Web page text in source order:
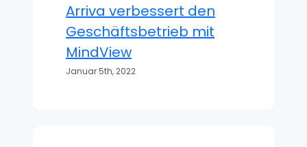
Arriva verbessert den
Geschäftsbetrieb mit
MindView
Januar 5th, 2022